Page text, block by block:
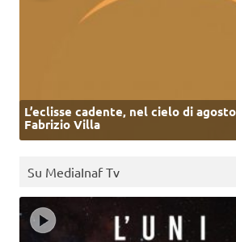
L’eclisse cadente, nel cielo di
Fabrizio Villa
Su MediaInaf Tv